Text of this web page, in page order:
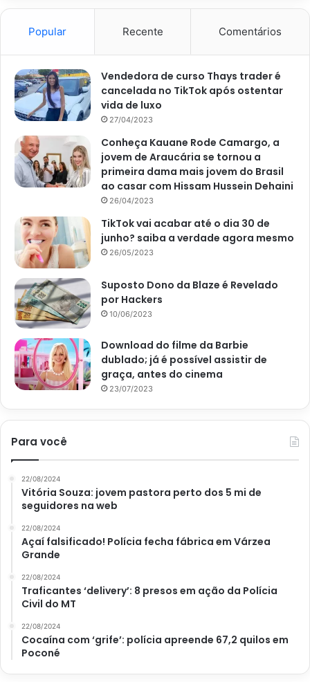
Popular Recente Comentários
Vendedora de curso Thays trader é
cancelada no TikTok após ostentar
vida de luxo
27/04/2023
Conheça Kauane Rode Camargo, a
jovem de Araucária se tornou a
primeira dama mais jovem do Brasil
ao casar com Hissam Hussein Dehaini
26/04/2023
TikTok vai acabar até o dia 30 de
junho? saiba a verdade agora mesmo
26/05/2023
Suposto Dono da Blaze é Revelado
por Hackers
10/06/2023
Download do filme da Barbie
dublado; já é possível assistir de
graça, antes do cinema
23/07/2023
Para você
22/08/2024
Vitória Souza: jovem pastora perto dos 5 mi de
seguidores na web
22/08/2024
Açaí falsificado! Polícia fecha fábrica em Várzea
Grande
22/08/2024
Traficantes ‘delivery’: 8 presos em ação da Polícia
Civil do MT
22/08/2024
Cocaína com ‘grife’: polícia apreende 67,2 quilos em
Poconé